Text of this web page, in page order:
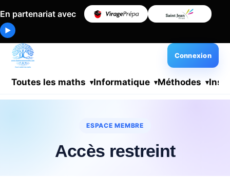
En partenariat avec
▶
Toutes les maths Informatique Méthodes
Connexion
ESPACE MEMBRE
Accès restreint